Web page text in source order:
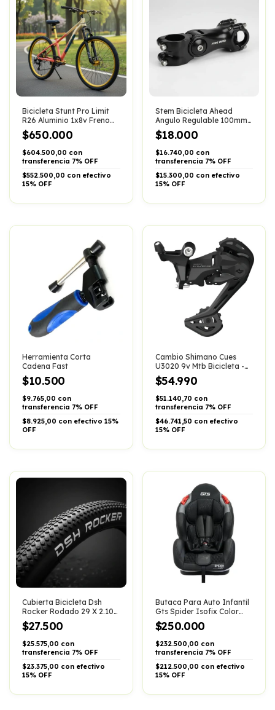
Bicicleta Stunt Pro Limit
R26 Aluminio 1x8v Freno
Hidraulico
$650.000
$604.500,00 con
transferencia 7% OFF
$552.500,00 con efectivo
15% OFF
Stem Bicicleta Ahead
Angulo Regulable 100mm
Para Forma 25.4
$18.000
$16.740,00 con
transferencia 7% OFF
$15.300,00 con efectivo
15% OFF
Herramienta Corta
Cadena Fast
$10.500
$9.765,00 con
transferencia 7% OFF
$8.925,00 con efectivo 15%
OFF
Cambio Shimano Cues
U3020 9v Mtb Bicicleta -
Color Negro Largo
$54.990
$51.140,70 con
transferencia 7% OFF
$46.741,50 con efectivo
15% OFF
Cubierta Bicicleta Dsh
Rocker Rodado 29 X 2.10
Mtb Urbana Negro
$27.500
$25.575,00 con
transferencia 7% OFF
$23.375,00 con efectivo
15% OFF
Butaca Para Auto Infantil
Gts Spider Isofix Color
Negro
$250.000
$232.500,00 con
transferencia 7% OFF
$212.500,00 con efectivo
15% OFF